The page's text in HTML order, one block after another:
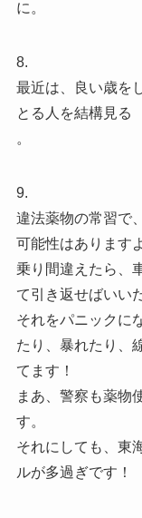
に。
8.
最近は、良い歳を
とる人を結構見る
。
9.
違法薬物の常習で
可能性はあります
乗り間違えたら、
て引き返せばいい
それをパニックに
たり、暴れたり、
てます！
まあ、警察も薬物
す。
それにしても、東
ルが多過ぎです！